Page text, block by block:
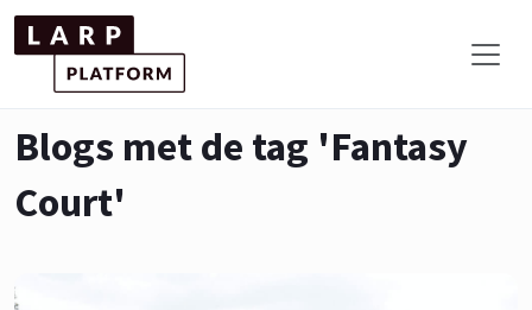
Blogs met de tag 'Fantasy
Court'